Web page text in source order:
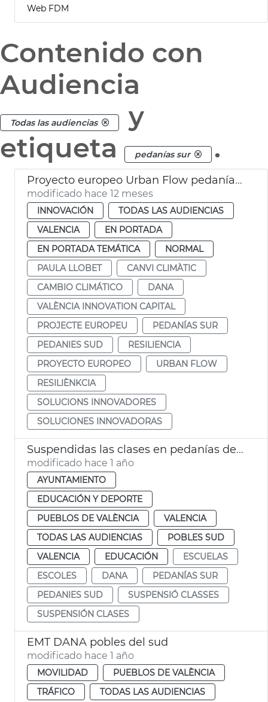
Web FDM
Contenido con
Audiencia
Todas las audiencias
y
etiqueta
pedanías sur .
Proyecto europeo Urban Flow pedanías Sur resilientes cambio climático
modificado hace 12 meses
INNOVACIÓN
TODAS LAS AUDIENCIAS
VALENCIA
EN PORTADA
EN PORTADA TEMÁTICA
NORMAL
PAULA LLOBET
CANVI CLIMÀTIC
CAMBIO CLIMÁTICO
DANA
VALÈNCIA INNOVATION CAPITAL
PROJECTE EUROPEU
PEDANÍAS SUR
PEDANIES SUD
RESILIENCIA
PROYECTO EUROPEO
URBAN FLOW
RESILIÈNKCIA
SOLUCIONS INNOVADORES
SOLUCIONES INNOVADORAS
Suspendidas las clases en pedanías del Sur de València por lluvias
modificado hace 1 año
AYUNTAMIENTO
EDUCACIÓN Y DEPORTE
PUEBLOS DE VALÈNCIA
VALENCIA
TODAS LAS AUDIENCIAS
POBLES SUD
VALENCIA
EDUCACIÓN
ESCUELAS
ESCOLES
DANA
PEDANÍAS SUR
PEDANIES SUD
SUSPENSIÓ CLASSES
SUSPENSIÓN CLASES
EMT DANA pobles del sud
modificado hace 1 año
MOVILIDAD
PUEBLOS DE VALÈNCIA
TRÁFICO
TODAS LAS AUDIENCIAS